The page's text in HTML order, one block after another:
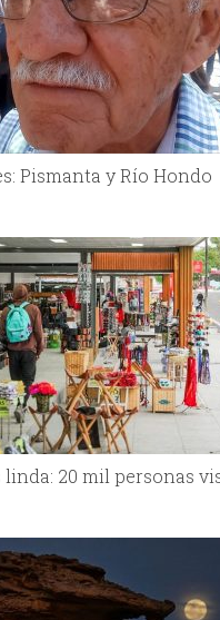
Pismanta y Río Hondo
linda: 20 mil personas